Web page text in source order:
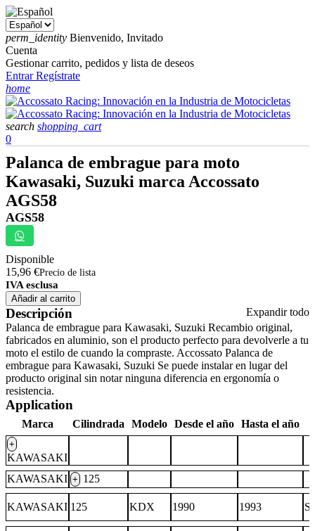
perm_identity Bienvenido, Invitado
Cuenta
Gestionar carrito, pedidos y lista de deseos
EntrarRegístrate
home
search shopping_cart
0
Palanca de embrague para moto
Kawasaki, Suzuki marca Accossato
AGS58
AGS58
Disponible
15,96 €Precio de lista
IVA esclusa
Añadir al carrito
Expandir todo
Descripción
Palanca de embrague para Kawasaki, Suzuki Recambio original,
fabricados en aluminio, son el producto perfecto para devolverle a tu
moto el estilo de cuando la compraste. Accossato Palanca de
embrague para Kawasaki, Suzuki Se puede instalar en lugar del
producto original sin notar ninguna diferencia en ergonomía o
resistencia.
Application
Marca Cilindrada Modelo Desde el año Hasta el año
+
KAWASAKI
KAWASAKI + 125
KAWASAKI 125 KDX 1990 1993